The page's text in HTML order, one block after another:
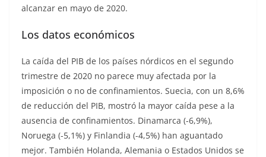
alcanzar en mayo de 2020.
Los datos económicos
La caída del PIB de los países nórdicos en el segundo
trimestre de 2020 no parece muy afectada por la
imposición o no de confinamientos. Suecia, con un 8,6%
de reducción del PIB, mostró la mayor caída pese a la
ausencia de confinamientos. Dinamarca (-6,9%),
Noruega (-5,1%) y Finlandia (-4,5%) han aguantado
mejor. También Holanda, Alemania o Estados Unidos se